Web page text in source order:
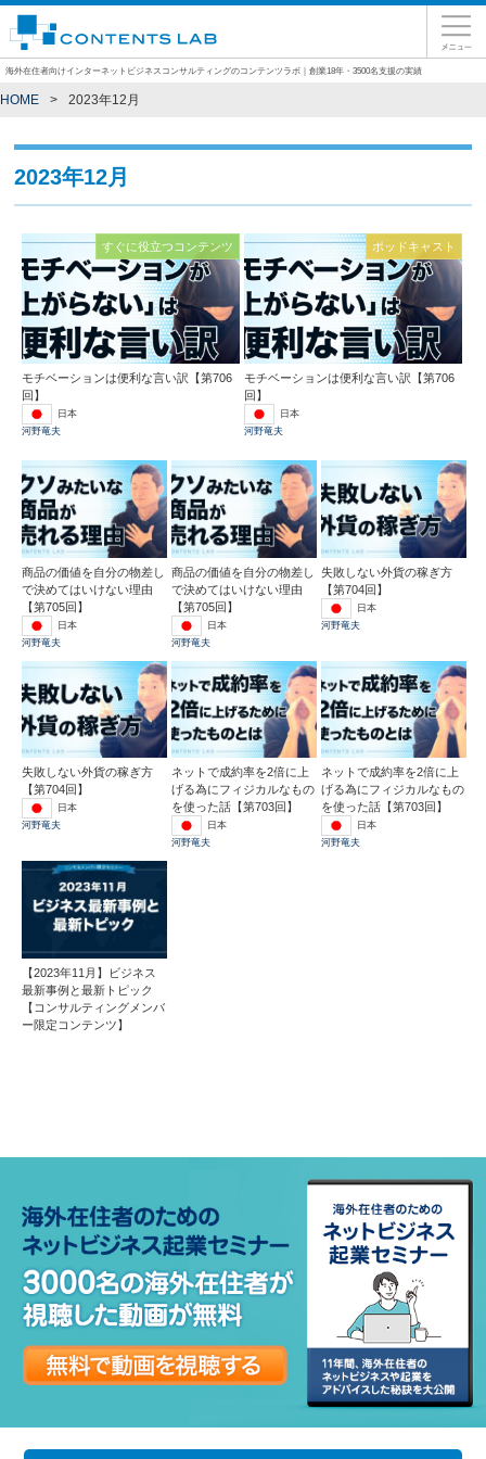
海外在住者向けインターネットビジネスコンサルティングのコンテンツラボ｜創業18年・3500名支援の実績
HOME 2023年12月
2023年12月
すぐに役立つコンテンツ
モチベーションは便利な言い訳【第706
回】
日本
河野竜夫
ポッドキャスト
モチベーションは便利な言い訳【第706
回】
日本
河野竜夫
商品の価値を自分の物差し
で決めてはいけない理由
【第705回】
日本
河野竜夫
商品の価値を自分の物差し
で決めてはいけない理由
【第705回】
日本
河野竜夫
失敗しない外貨の稼ぎ方
【第704回】
日本
河野竜夫
失敗しない外貨の稼ぎ方
【第704回】
日本
河野竜夫
ネットで成約率を2倍に上
げる為にフィジカルなもの
を使った話【第703回】
日本
河野竜夫
ネットで成約率を2倍に上
げる為にフィジカルなもの
を使った話【第703回】
日本
河野竜夫
【2023年11月】ビジネス
最新事例と最新トピック
【コンサルティングメンバ
ー限定コンテンツ】